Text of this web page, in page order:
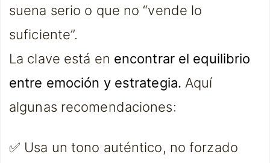
suena serio o que no “vende lo
suficiente”.
La clave está en encontrar el equilibrio
entre emoción y estrategia. Aquí
algunas recomendaciones:
✅ Usa un tono auténtico, no forzado